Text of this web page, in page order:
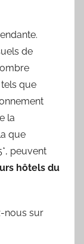
de
tels que
la
que
peuvent
hôtels du
nous sur